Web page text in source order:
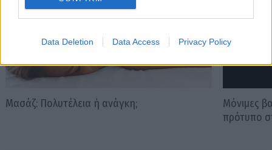
Data Deletion Data Access Privacy Policy
Μασάζ: Πολυτέλεια ή ανάγκη;
Μόνιμες
πρότυπο